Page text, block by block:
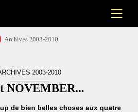
Archives 2003-2010
2003-2010
NOVEMBER...
de bien belles choses aux quatre